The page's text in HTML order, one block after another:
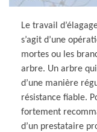
Le travail
s’agit d’une
mortes ou les
arbre. Un arbre
d’une manière
résistance fiable.
fortement
d’un prestataire